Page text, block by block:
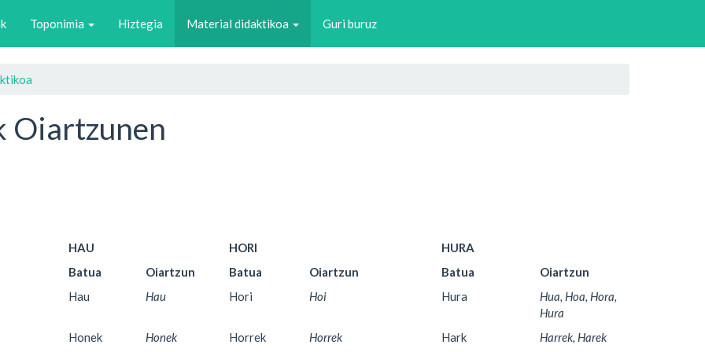
Toponimia Hiztegia Material didaktikoa Guri buruz
Oiartzunen
HAU HORI
HURA
Batua
Oiartzun Batua Oiartzun Batua
Oiartzun
Hau Hau Hori Hoi Hura
Hua, Hoa, Hora,
Hura
Honek Honek Horrek Horrek Hark
Harrek, Harek